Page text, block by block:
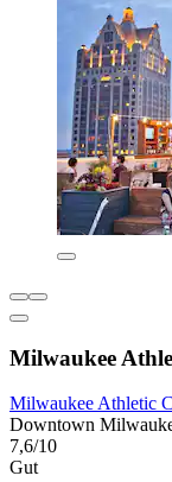
Milwaukee
Milwaukee Athletic
Downtown
7,6/10
Gut